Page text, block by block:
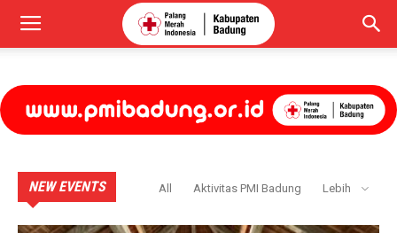
NEW EVENTS All Aktivitas PMI Badung Lebih